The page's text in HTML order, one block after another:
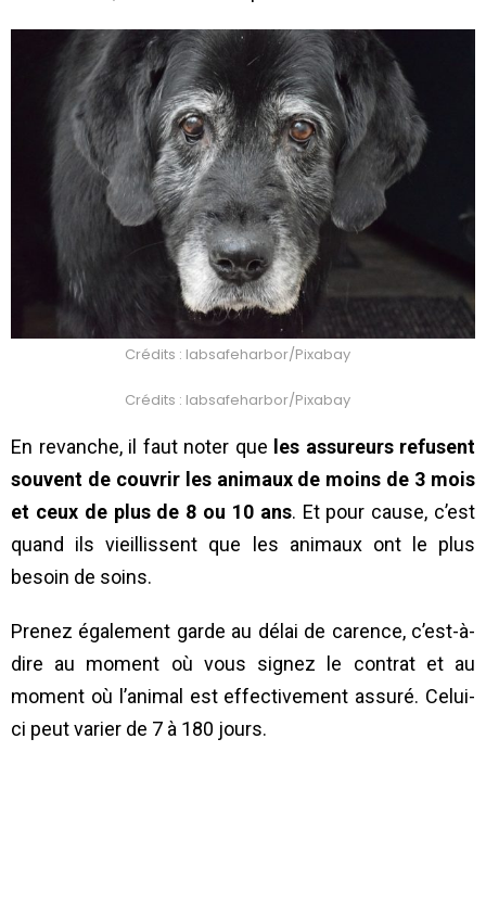
Crédits : labsafeharbor/Pixabay
Crédits : labsafeharbor/Pixabay
En revanche, il faut noter que les assureurs refusent
souvent de couvrir les animaux de moins de 3 mois
et ceux de plus de 8 ou 10 ans. Et pour cause, c’est
quand ils vieillissent que les animaux ont le plus
besoin de soins.
Prenez également garde au délai de carence, c’est-à-
dire au moment où vous signez le contrat et au
moment où l’animal est effectivement assuré. Celui-
ci peut varier de 7 à 180 jours.